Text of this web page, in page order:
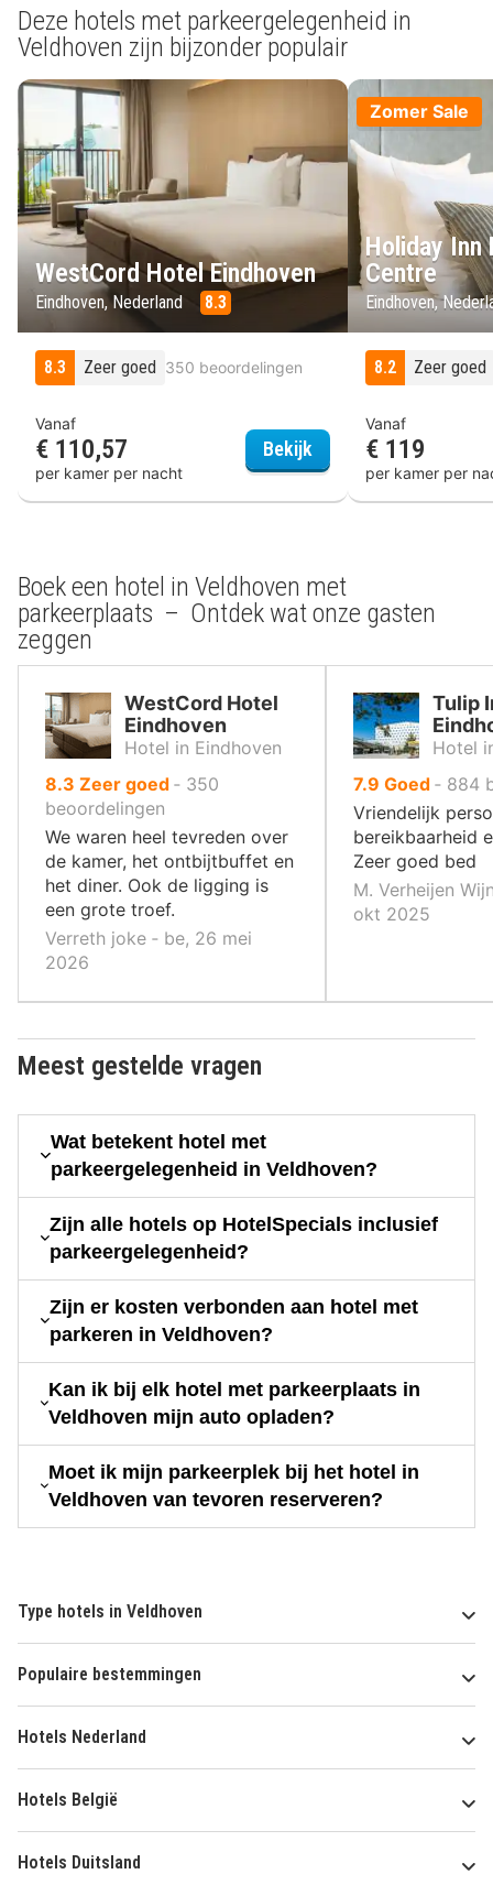
Deze hotels met parkeergelegenheid in
Veldhoven zijn bijzonder populair
WestCord Hotel Eindhoven
Eindhoven, Nederland 8.3
8.3 Zeer goed 350 beoordelingen
Vanaf
€ 110,57
per kamer per nacht
Bekijk WestCord Hotel
Zomer Sale
Holiday Inn
Centre
Eindhoven,
8.2 Zeer goed
Vanaf
€ 119
per kamer per
Boek een hotel in Veldhoven met
parkeerplaats – Ontdek wat onze gasten
zeggen
WestCord Hotel
Eindhoven
Hotel in Eindhoven
8.3 uit
10
,
Zeer goed ‐ 350
beoordelingen
We waren heel tevreden over
de kamer, het ontbijtbuffet en
het diner. Ook de ligging is
een grote troef.
Verreth joke ‐ be, 26 mei
2026
Tulip
Hotel
7.9 uit
10
,
Goed ‐ 884
Vriendelijk
bereikbaarheid
Zeer goed bed
M. Verheijen
okt 2025
Meest gestelde vragen
Wat betekent hotel met
parkeergelegenheid in Veldhoven?
Zijn alle hotels op HotelSpecials inclusief
parkeergelegenheid?
Zijn er kosten verbonden aan hotel met
parkeren in Veldhoven?
Kan ik bij elk hotel met parkeerplaats in
Veldhoven mijn auto opladen?
Moet ik mijn parkeerplek bij het hotel in
Veldhoven van tevoren reserveren?
Type hotels in Veldhoven
Populaire bestemmingen
Hotels Nederland
Hotels België
Hotels Duitsland